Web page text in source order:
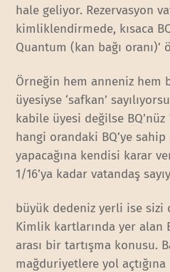
hale geliyor. Rezervasyon
kimliklendirmede, kısaca
Quantum (kan bağı oranı)’
Örneğin hem anneniz hem
üyesiyse ‘safkan’
kabile üyesi değilse
hangi orandaki BQ’ye sahip
yapacağına kendisi karar
1/16’ya kadar vatandaş
büyük dedeniz yerli ise sizi
Kimlik kartlarında yer alan
arası bir tartışma konusu.
mağduriyetlere yol açtığına